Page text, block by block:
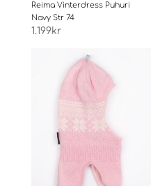
Reima Vinterdress Puhuri
Navy Str 74
1.199kr